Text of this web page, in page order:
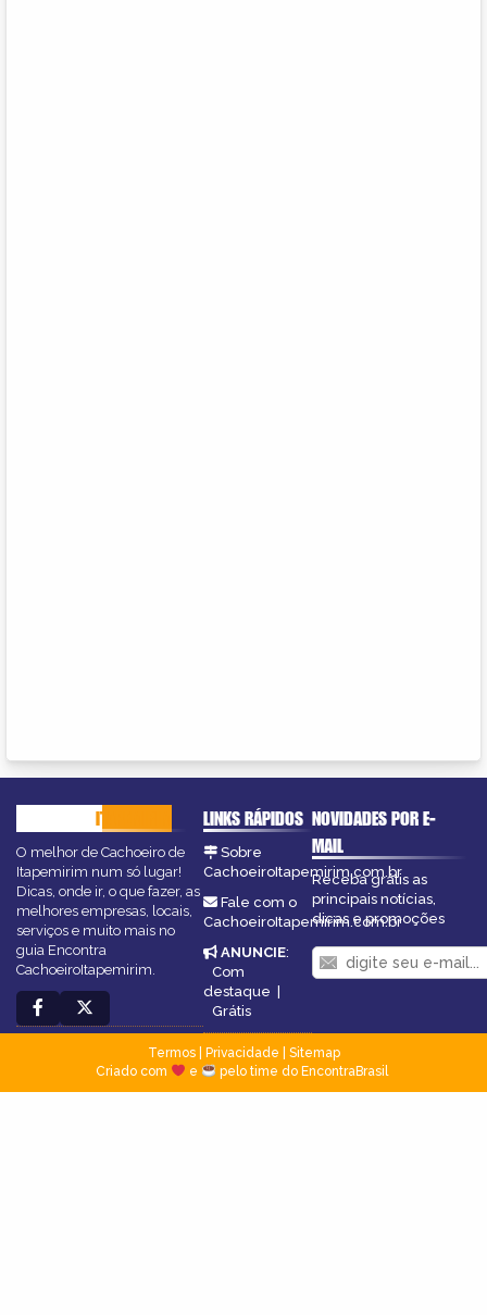
ITAPEMIRIM
O melhor de Cachoeiro de
Itapemirim num só lugar!
Dicas, onde ir, o que fazer, as
melhores empresas, locais,
serviços e muito mais no
guia Encontra
CachoeiroItapemirim.
LINKS RÁPIDOS
Sobre
CachoeiroItapemirim.com.br
Fale com o
CachoeiroItapemirim.com.br
ANUNCIE:
Com
destaque |
Grátis
NOVIDADES POR E-
MAIL
Receba grátis as
principais notícias,
dicas e promoções
Termos| Privacidade
Sitemap
Criado com
e pelo time do EncontraBrasil